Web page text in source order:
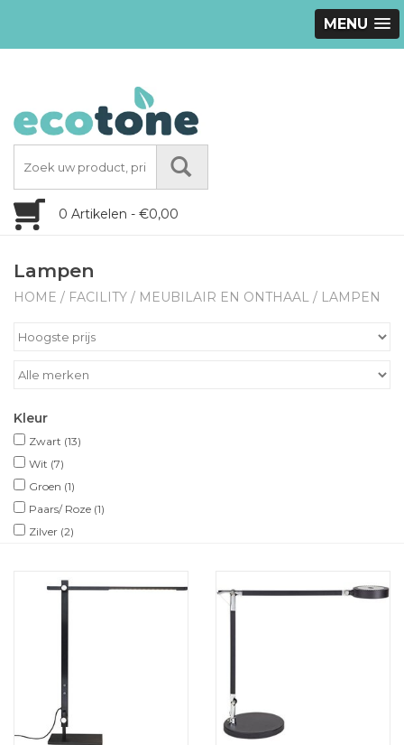
MENU
0 Artikelen - €0,00
Lampen
HOME / FACILITY / MEUBILAIR EN ONTHAAL / LAMPEN
Kleur
Zwart (13)
Wit (7)
Groen (1)
Paars/ Roze (1)
Zilver (2)